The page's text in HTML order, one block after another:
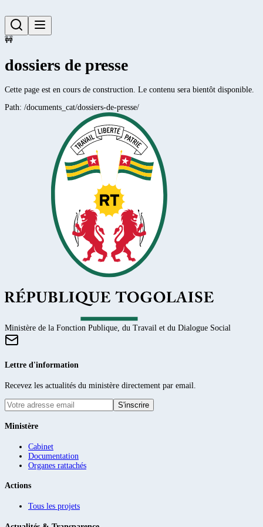
🚧
dossiers de presse
Cette page est en cours de construction. Le contenu sera bientôt disponible.
Path: /documents_cat/dossiers-de-presse/
Ministère de la Fonction Publique, du Travail et du Dialogue Social
Lettre d'information
Recevez les actualités du ministère directement par email.
S'inscrire
Ministère
Cabinet
Documentation
Organes rattachés
Actions
Tous les projets